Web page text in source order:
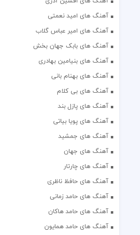
آهنگ های امید نعمتی
آهنگ های امیر عباس گلاب
آهنگ های بابک جهان بخش
آهنگ های بنیامین بهادری
آهنگ های بهنام بانی
آهنگ های بی کلام
آهنگ های پازل بند
آهنگ های پویا بیاتی
آهنگ های جمشید
آهنگ های جهان
آهنگ های چارتار
آهنگ های حافظ ناظری
آهنگ های حامد زمانی
آهنگ های حامد هاکان
آهنگ های حامد همایون